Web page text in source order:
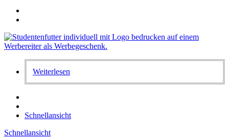
Weiterlesen
Schnellansicht
Schnellansicht